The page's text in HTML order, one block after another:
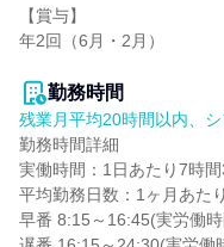
【賞与】
年2回（6月・2月）
勤務時間
残業月平均20時間以内、シ
勤務時間詳細
実働時間：1日あたり7時
平均勤務日数：1ヶ月あた
早番 8:15～16:45(実労働